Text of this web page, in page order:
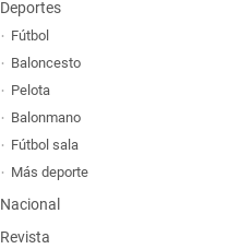
Deportes
Fútbol
Baloncesto
Pelota
Balonmano
Fútbol sala
Más deporte
Nacional
Revista